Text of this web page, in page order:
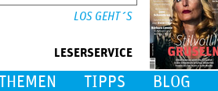
LESERSERVICE
TIPPS BLOG